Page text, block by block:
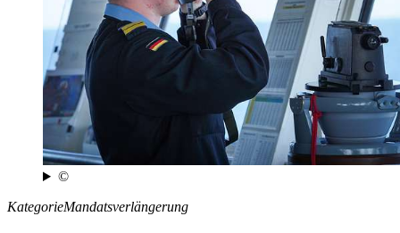
©
KategorieMandatsverlängerung